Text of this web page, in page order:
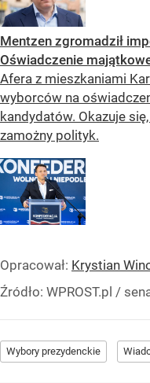
Mentzen zgromadził
Oświadczenie
Afera z mieszkaniami
wyborców na
kandydatów. Okazuje
zamożny polityk.
Opracował: Krystian
Źródło: WPROST.pl /
Wybory prezydenckie